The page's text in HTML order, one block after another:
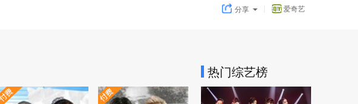
分享
爱奇艺
热门综艺榜